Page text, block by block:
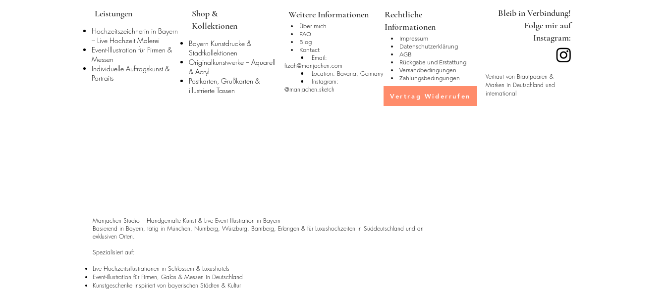
Leistungen
Hochzeitszeichnerin in Bayern
– Live Hochzeit Malerei
Event-Illustration für Firmen &
Messen
Individuelle Auftragskunst &
Portraits
Shop &
Kollektionen
Bayern Kunstdrucke &
Stadtkollektionen
Originalkunstwerke – Aquarell
& Acryl
Postkarten, Grußkarten &
illustrierte Tassen
Weitere Informationen
• Über mich
• FAQ
• Blog
• Kontact
• Email:
fizah@manjachen.com
• Location: Bavaria, Germany
• Instagram:
@manjachen.sketch
Rechtliche
Informationen
• Impressum
• Datenschutzerklärung
• AGB
• Rückgabe und Erstattung
• Versandbedingungen
• Zahlungsbedingungen
Vertrag Widerrufen
Bleib in Verbindung!
Folge mir auf
Instagram:
Vertraut von Brautpaaren &
Marken in Deutschland und
international
Manjachen Studio – Handgemalte Kunst & Live Event Illustration in Bayern
Basierend in Bayern, tätig in München, Nürnberg, Würzburg, Bamberg, Erlangen & für Luxushochzeiten in Süddeutschland und an
exklusiven Orten.
Spezialisiert auf:
Live Hochzeitsillustrationen in Schlössern & Luxushotels
Event-Illustration für Firmen, Galas & Messen in Deutschland
Kunstgeschenke inspiriert von bayerischen Städten & Kultur